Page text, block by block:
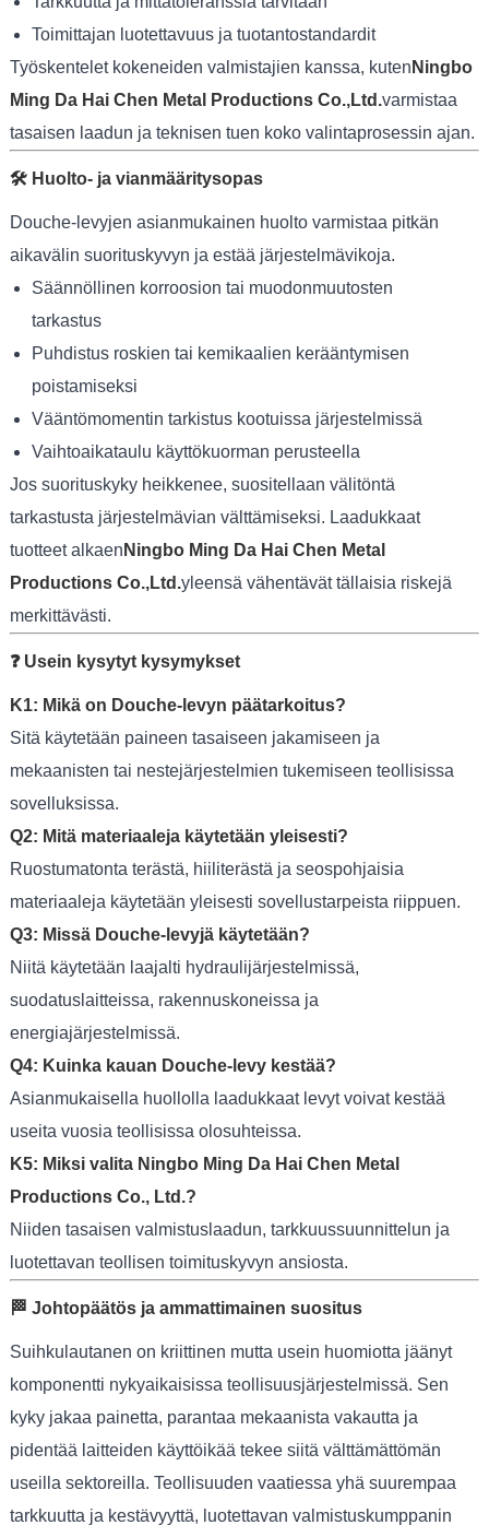
Toimittajan luotettavuus ja tuotantostandardit
Työskentelet kokeneiden valmistajien kanssa, kuten Ningbo
Ming Da Hai Chen Metal Productions Co.,Ltd.varmistaa
tasaisen laadun ja teknisen tuen koko valintaprosessin ajan.
🛠️ Huolto- ja vianmääritysopas
Douche-levyjen asianmukainen huolto varmistaa pitkän
aikavälin suorituskyvyn ja estää järjestelmävikoja.
Säännöllinen korroosion tai muodonmuutosten
tarkastus
Puhdistus roskien tai kemikaalien kerääntymisen
poistamiseksi
Vääntömomentin tarkistus kootuissa järjestelmissä
Vaihtoaikataulu käyttökuorman perusteella
Jos suorituskyky heikkenee, suositellaan välitöntä
tarkastusta järjestelmävian välttämiseksi. Laadukkaat
tuotteet alkaen Ningbo Ming Da Hai Chen Metal
Productions Co.,Ltd.yleensä vähentävät tällaisia ​​riskejä
merkittävästi.
❓ Usein kysytyt kysymykset
K1: Mikä on Douche-levyn päätarkoitus?
Sitä käytetään paineen tasaiseen jakamiseen ja
mekaanisten tai nestejärjestelmien tukemiseen teollisissa
sovelluksissa.
Q2: Mitä materiaaleja käytetään yleisesti?
Ruostumatonta terästä, hiiliterästä ja seospohjaisia ​​
materiaaleja käytetään yleisesti sovellustarpeista riippuen.
Q3: Missä Douche-levyjä käytetään?
Niitä käytetään laajalti hydraulijärjestelmissä,
suodatuslaitteissa, rakennuskoneissa ja
energiajärjestelmissä.
Q4: Kuinka kauan Douche-levy kestää?
Asianmukaisella huollolla laadukkaat levyt voivat kestää
useita vuosia teollisissa olosuhteissa.
K5: Miksi valita Ningbo Ming Da Hai Chen Metal
Productions Co., Ltd.?
Niiden tasaisen valmistuslaadun, tarkkuussuunnittelun ja
luotettavan teollisen toimituskyvyn ansiosta.
🏁 Johtopäätös ja ammattimainen suositus
Suihkulautanen on kriittinen mutta usein huomiotta jäänyt
komponentti nykyaikaisissa teollisuusjärjestelmissä. Sen
kyky jakaa painetta, parantaa mekaanista vakautta ja
pidentää laitteiden käyttöikää tekee siitä välttämättömän
useilla sektoreilla. Teollisuuden vaatiessa yhä suurempaa
tarkkuutta ja kestävyyttä, luotettavan valmistuskumppanin